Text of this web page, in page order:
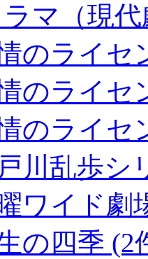
マ（現代
のライセ
のライセ
のライセ
川乱歩シ
ワイド劇
の四季 (2